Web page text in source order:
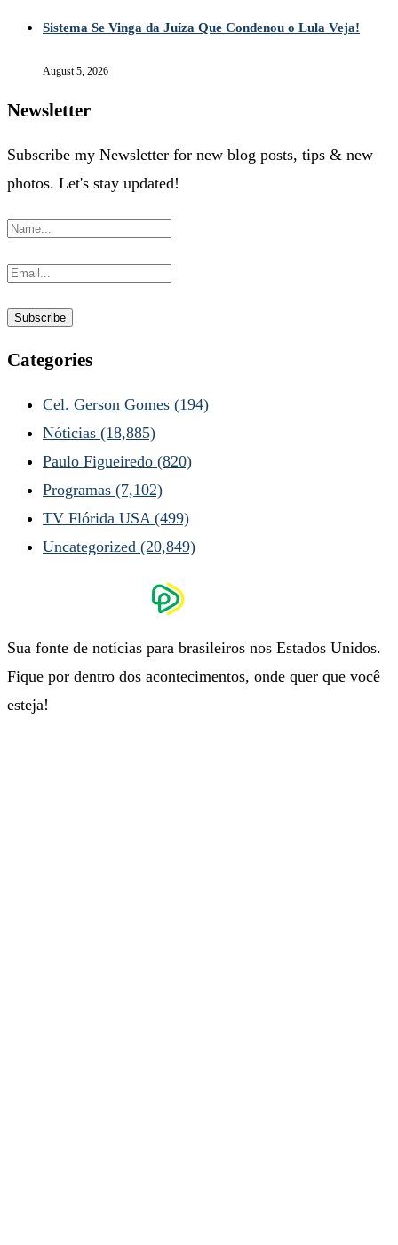
Sistema Se Vinga da Juíza Que Condenou o Lula Veja!
August 5, 2026
Newsletter
Subscribe my Newsletter for new blog posts, tips & new
photos. Let's stay updated!
Categories
Cel. Gerson Gomes (194)
Nóticias (18,885)
Paulo Figueiredo (820)
Programas (7,102)
TV Flórida USA (499)
Uncategorized (20,849)
Sua fonte de notícias para brasileiros nos Estados Unidos.
Fique por dentro dos acontecimentos, onde quer que você
esteja!